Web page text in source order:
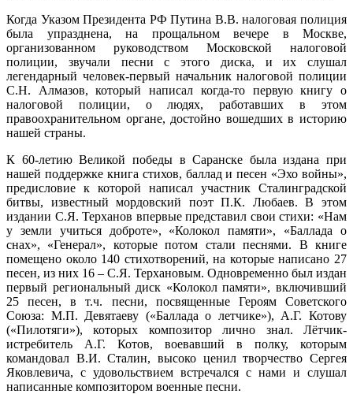
Когда Указом Президента РФ Путина В.В. налоговая полиция
была упразднена, на прощальном вечере в Москве,
организованном руководством Московской налоговой
полиции, звучали песни с этого диска, и их слушал
легендарный человек-первый начальник налоговой полиции
С.Н. Алмазов, который написал когда-то первую книгу о
налоговой полиции, о людях, работавших в этом
правоохранительном органе, достойно вошедших в историю
нашей страны.
К 60-летию Великой победы в Саранске была издана при
нашей поддержке книга стихов, баллад и песен «Эхо войны»,
предисловие к которой написал участник Сталинградской
битвы, известный мордовский поэт П.К. Любаев. В этом
издании С.Я. Терханов впервые представил свои стихи: «Нам
у земли учиться доброте», «Колокол памяти», «Баллада о
снах», «Генерал», которые потом стали песнями. В книге
помещено около 140 стихотворений, на которые написано 27
песен, из них 16 – С.Я. Терхановым. Одновременно был издан
первый региональный диск «Колокол памяти», включивший
25 песен, в т.ч. песни, посвященные Героям Советского
Союза: М.П. Девятаеву («Баллада о летчике»), А.Г. Котову
(«Пилотяги»), которых композитор лично знал. Лётчик-
истребитель А.Г. Котов, воевавший в полку, которым
командовал В.И. Сталин, высоко ценил творчество Сергея
Яковлевича, с удовольствием встречался с нами и слушал
написанные композитором военные песни.